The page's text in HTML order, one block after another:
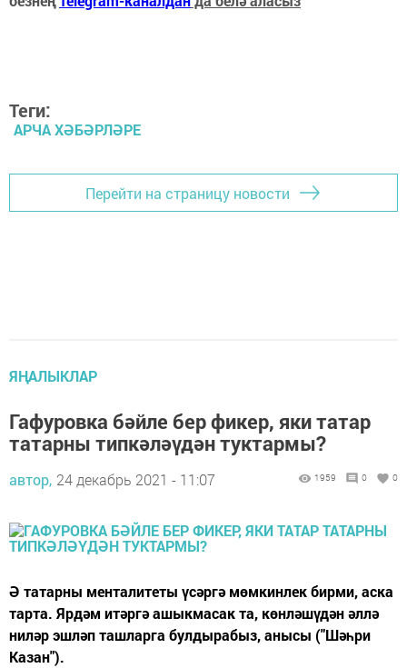
Теги:
АРЧА ХӘБӘРЛӘРЕ
Перейти на страницу новости
ЯҢАЛЫКЛАР
Гафуровка бәйле бер фикер, яки татар
татарны типкәләүдән туктармы?
автор, 24 декабрь 2021 - 11:07 1959 0 0
Ә татарны менталитеты үсәргә мөмкинлек бирми, аска
тарта. Ярдәм итәргә ашыкмасак та, көнләшүдән әллә
ниләр эшләп ташларга булдырабыз, анысы ("Шәһри
Казан").